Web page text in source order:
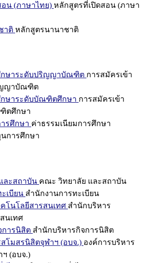
น (ภาษาไทย) หลักสูตรที่เปิดสอน (ภาษา
าติ หลักสูตรนานาชาติ
กษาระดับปริญญาบัณฑิต การสมัครเข้า
ญาบัณฑิต
กษาระดับบัณฑิตศึกษา การสมัครเข้า
ตศึกษา
รศึกษา ค่าธรรมเนียมการศึกษา
การศึกษา
ละสถาบัน คณะ วิทยาลัย และสถาบัน
เบียน สำนักงานการทะเบียน
โนโลยีสารสนเทศ สำนักบริหาร
นเทศ
การนิสิต สำนักบริหารกิจการนิสิต
โมสรนิสิตจุฬาฯ (อบจ.) องค์การบริหาร
(อบจ.)